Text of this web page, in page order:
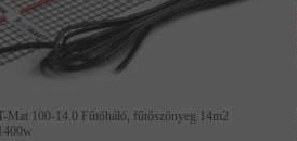
Mat 100-14.0 Fűtőháló, fűtőszőnyeg 14m2